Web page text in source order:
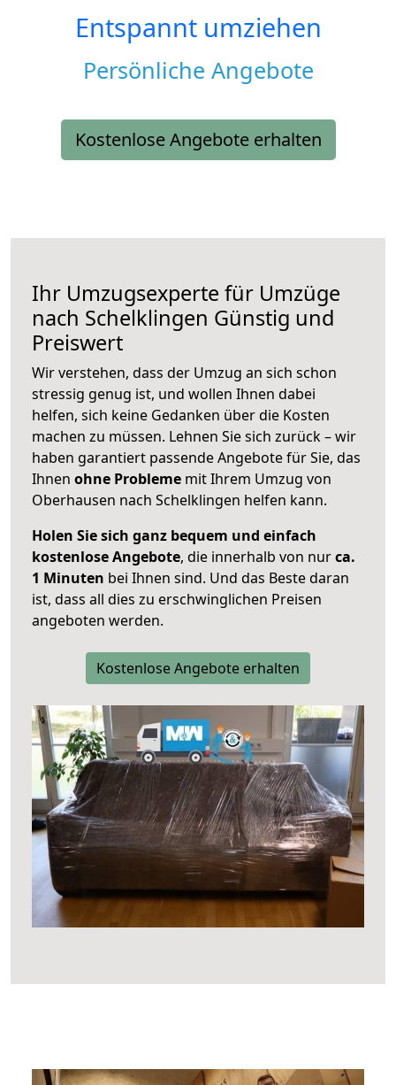
Entspannt umziehen
Persönliche Angebote
Kostenlose Angebote erhalten
Ihr Umzugsexperte für Umzüge
nach Schelklingen Günstig und
Preiswert
Wir verstehen, dass der Umzug an sich schon
stressig genug ist, und wollen Ihnen dabei
helfen, sich keine Gedanken über die Kosten
machen zu müssen. Lehnen Sie sich zurück – wir
haben garantiert passende Angebote für Sie, das
Ihnen ohne Probleme mit Ihrem Umzug von
Oberhausen nach Schelklingen helfen kann.
Holen Sie sich ganz bequem und einfach
kostenlose Angebote, die innerhalb von nurca.
1 Minuten bei Ihnen sind. Und das Beste daran
ist, dass all dies zu erschwinglichen Preisen
angeboten werden.
Kostenlose Angebote erhalten